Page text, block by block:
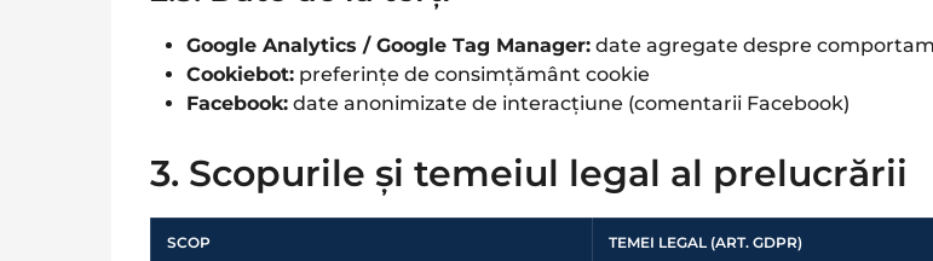
Google Analytics / Google Tag Manager: date agregate despre
Cookiebot: preferințe de consimțământ cookie
Facebook: date anonimizate de interacțiune (comentarii Facebook)
3. Scopurile și temeiul legal al prelucrării
SCOP TEMEI LEGAL (ART. GDPR)